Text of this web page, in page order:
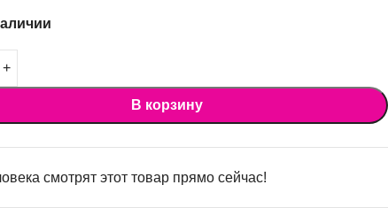
В корзину
смотрят этот товар прямо сейчас!